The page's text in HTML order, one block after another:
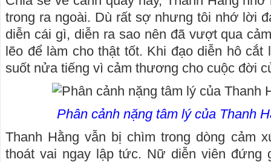
trong ra ngoài. Dù rất sợ nhưng tôi nhớ lời
diễn cái gì, diễn ra sao nên đã vượt qua
lẽo để làm cho thật tốt. Khi đạo diễn hô cắt
suốt nửa tiếng vì cảm thương cho cuộc đời
Phân cảnh nặng tâm lý của Thanh
Thanh Hằng vẫn bị chìm trong dòng cảm
thoát vai ngay lập tức. Nữ diễn viên đứng